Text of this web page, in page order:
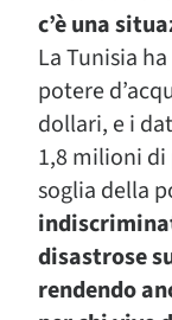
c’è una
La Tunisia
potere
dollari, e i
1,8 milioni
soglia della
disastrose
rendendo